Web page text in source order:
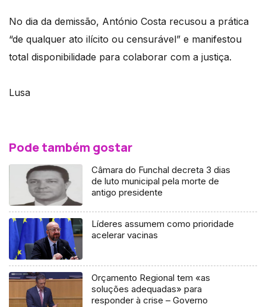
No dia da demissão, António Costa recusou a prática
“de qualquer ato ilícito ou censurável” e manifestou
total disponibilidade para colaborar com a justiça.
Lusa
Pode também gostar
Câmara do Funchal decreta 3 dias
de luto municipal pela morte de
antigo presidente
Líderes assumem como prioridade
acelerar vacinas
Orçamento Regional tem «as
soluções adequadas» para
responder à crise – Governo